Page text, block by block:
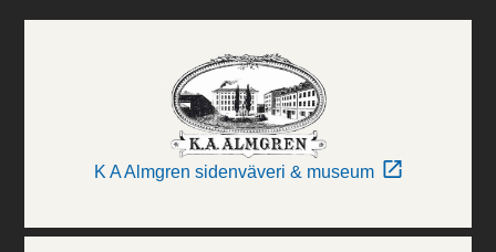
K A Almgren sidenväveri & museum